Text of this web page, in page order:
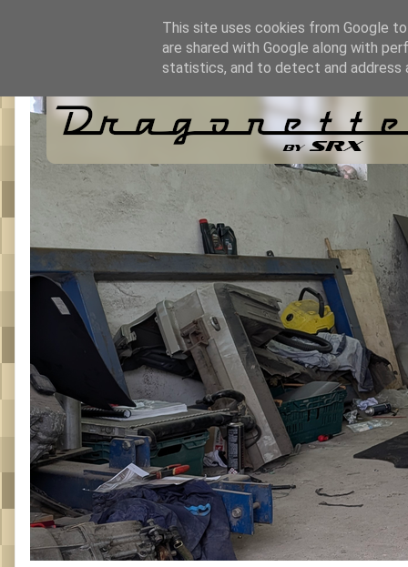
This site uses cookies from Google
are shared with Google along with
statistics, and to detect and address